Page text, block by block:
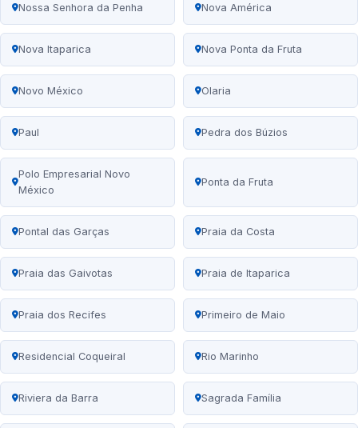
Nossa Senhora da Penha Nova América
Nova Itaparica Nova Ponta da Fruta
Novo México Olaria
Paul Pedra dos Búzios
Polo Empresarial Novo
México
Ponta da Fruta
Pontal das Garças Praia da Costa
Praia das Gaivotas Praia de Itaparica
Praia dos Recifes Primeiro de Maio
Residencial Coqueiral Rio Marinho
Riviera da Barra Sagrada Família